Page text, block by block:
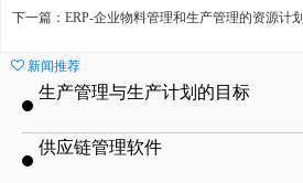
下一篇：ERP-企业物料管理和生产管理的资源计划
新闻推荐
生产管理与生产计划的目标
供应链管理软件